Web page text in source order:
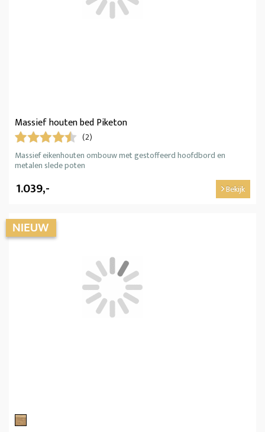
Massief houten bed Piketon
(2)
Massief eikenhouten ombouw met gestoffeerd hoofdbord en
metalen slede poten
1.039,- Bekijk